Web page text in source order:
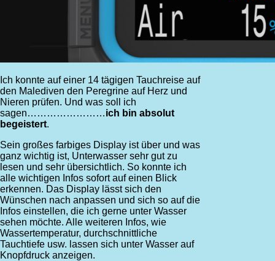
Ich konnte auf einer 14 tägigen Tauchreise auf
den Malediven den Peregrine auf Herz und
Nieren prüfen. Und was soll ich
sagen……………………ich bin absolut
begeistert.
Sein großes farbiges Display ist über und was
ganz wichtig ist, Unterwasser sehr gut zu
lesen und sehr übersichtlich. So konnte ich
alle wichtigen Infos sofort auf einen Blick
erkennen. Das Display lässt sich den
Wünschen nach anpassen und sich so auf die
Infos einstellen, die ich gerne unter Wasser
sehen möchte. Alle weiteren Infos, wie
Wassertemperatur, durchschnittliche
Tauchtiefe usw. lassen sich unter Wasser auf
Knopfdruck anzeigen.